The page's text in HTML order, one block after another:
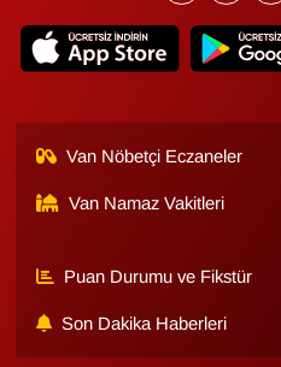
Van Nöbetçi Eczaneler
Van Namaz Vakitleri
Puan Durumu ve Fikstür
Son Dakika Haberleri
ONE EKONOMİ
RÖPORTAJ
SAĞLIK
Seri İlan